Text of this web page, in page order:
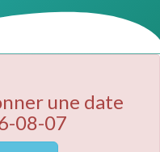
une date
08-07